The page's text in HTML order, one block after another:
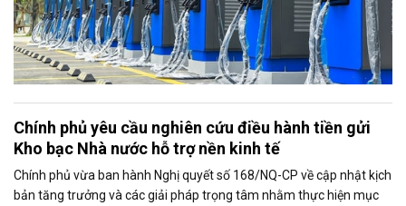
Chính phủ yêu cầu nghiên cứu điều hành tiền gửi
Kho bạc Nhà nước hỗ trợ nền kinh tế
Chính phủ vừa ban hành Nghị quyết số 168/NQ-CP về cập nhật kịch
bản tăng trưởng và các giải pháp trọng tâm nhằm thực hiện mục